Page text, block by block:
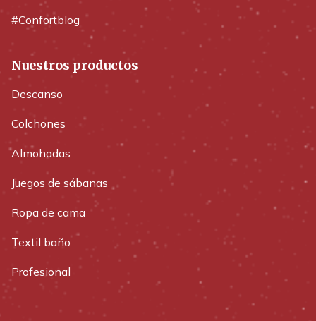
#Confortblog
Nuestros productos
Descanso
Colchones
Almohadas
Juegos de sábanas
Ropa de cama
Textil baño
Profesional